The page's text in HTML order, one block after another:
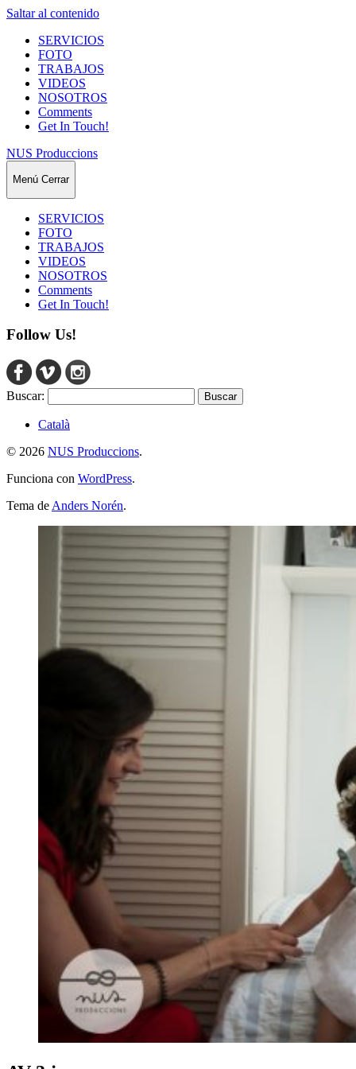
Saltar al contenido
SERVICIOS
FOTO
TRABAJOS
VIDEOS
NOSOTROS
Comments
Get In Touch!
NUS Produccions
Menú Cerrar
SERVICIOS
FOTO
TRABAJOS
VIDEOS
NOSOTROS
Comments
Get In Touch!
Follow Us!
Buscar:
Català
© 2026 NUS Produccions.
Funciona con WordPress.
Tema de Anders Norén.